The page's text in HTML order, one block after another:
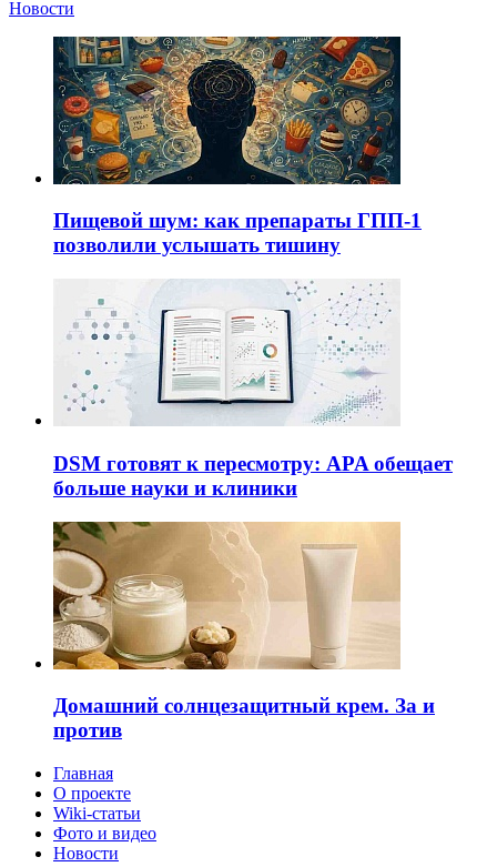
Новости
Пищевой шум: как препараты ГПП-1
позволили услышать тишину
DSM готовят к пересмотру: APA обещает
больше науки и клиники
Домашний солнцезащитный крем. За и
против
Главная
О проекте
Wiki-статьи
Фото и видео
Новости